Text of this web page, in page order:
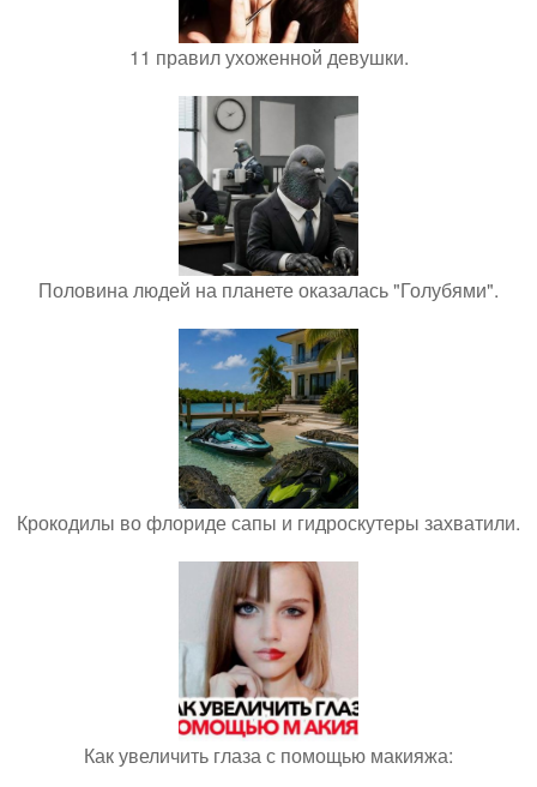
11 правил ухоженной девушки.
Половина людей на планете оказалась "Голубями".
Крокодилы во флориде сапы и гидроскутеры захватили.
Как увеличить глаза с помощью макияжа: